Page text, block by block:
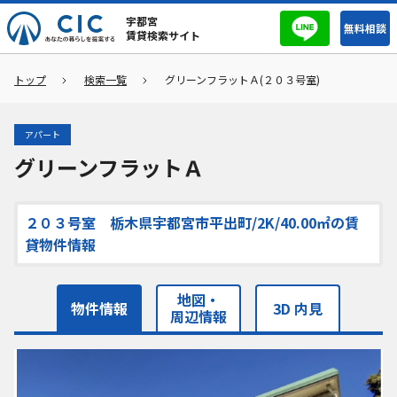
宇都宮
賃貸検索サイト
無料相談
トップ 検索一覧 グリーンフラットＡ(２０３号室)
アパート
グリーンフラットＡ
２０３号室 栃木県宇都宮市平出町/2K/40.00㎡の賃
貸物件情報
物件情報 地図・
周辺情報 3D 内見